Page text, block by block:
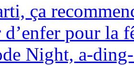
ça
d’enfer pour la
Night, a-